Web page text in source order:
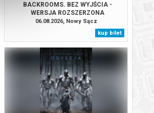
BACKROOMS. BEZ WYJŚCIA -
WERSJA ROZSZERZONA
06.08.2026, Nowy Sącz
kup bilet